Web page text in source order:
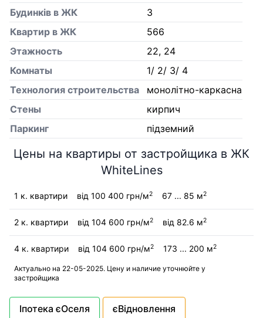
Будинків в ЖК
3
Квартир в ЖК
566
Этажность
22, 24
Комнаты
1/ 2/ 3/ 4
Технология строительства
монолітно-каркасна
Стены
кирпич
Паркинг
підземний
Цены на квартиры от застройщика в ЖК
WhiteLines
1 к. квартири від 100 400 грн/м2 67 ... 85 м2
2 к. квартири від 104 600 грн/м2 від 82.6 м2
4 к. квартири від 104 600 грн/м2 173 ... 200 м2
Актуально на 22-05-2025. Цену и наличие уточнюйте у
застройщика
Іпотека єОселя єВідновлення